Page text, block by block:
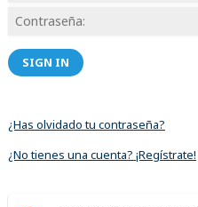
SIGN IN
¿Has olvidado tu contraseña?
¿No tienes una cuenta? ¡Regístrate!